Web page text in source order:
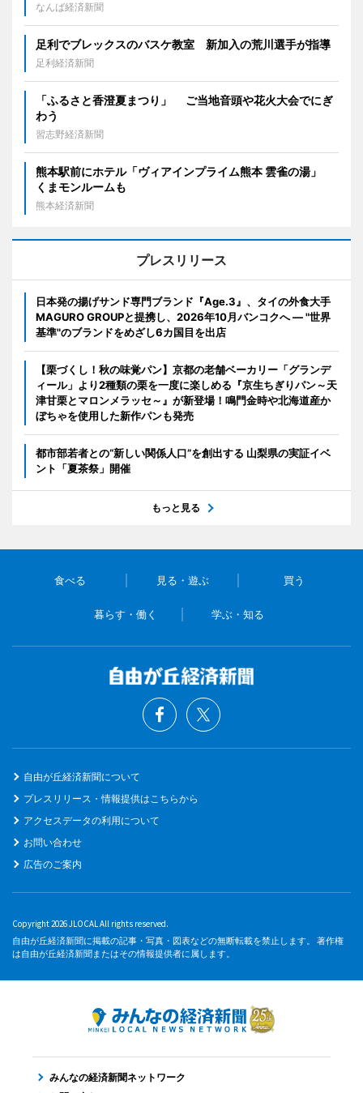
なんば経済新聞
足利でブレックスのバスケ教室 新加入の荒川選手が指導
足利経済新聞
「ふるさと香澄夏まつり」 ご当地音頭や花火大会でにぎ
わう
習志野経済新聞
熊本駅前にホテル「ヴィアインプライム熊本 雲雀の湯」
くまモンルームも
熊本経済新聞
プレスリリース
日本発の揚げサンド専門ブランド『Age.3』、タイの外食大手
MAGURO GROUPと提携し、2026年10月バンコクへ ― "世界
基準"のブランドをめざし6カ国目を出店
【栗づくし！秋の味覚パン】京都の老舗ベーカリー「グランデ
ィール」より2種類の栗を一度に楽しめる『京生ちぎりパン～天
津甘栗とマロンメラッセ～』が新登場！鳴門金時や北海道産か
ぼちゃを使用した新作パンも発売
都市部若者との“新しい関係人口”を創出する 山梨県の実証イベ
ント「夏茶祭」開催
もっと見る
食べる 見る・遊ぶ 買う
暮らす・働く 学ぶ・知る
自由が丘経済新聞について
プレスリリース・情報提供はこちらから
アクセスデータの利用について
お問い合わせ
広告のご案内
Copyright 2026 JLOCAL All rights reserved.
自由が丘経済新聞に掲載の記事・写真・図表などの無断転載を禁止します。 著作権
は自由が丘経済新聞またはその情報提供者に属します。
みんなの経済新聞ネットワーク